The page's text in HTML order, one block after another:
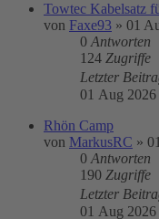
Towtec Kabelsatz
von Faxe93 » 01
0 Antworten
124 Zugriffe
Letzter
01 Aug 2026
Rhön Camp
von MarkusRC »
0 Antworten
190 Zugriffe
Letzter
01 Aug 2026